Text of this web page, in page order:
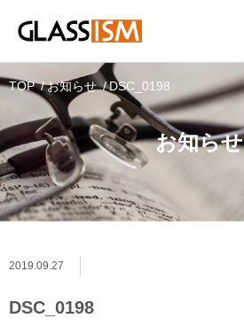
お知らせ
TOP お知らせ DSC_0198
2019.09.27
DSC_0198